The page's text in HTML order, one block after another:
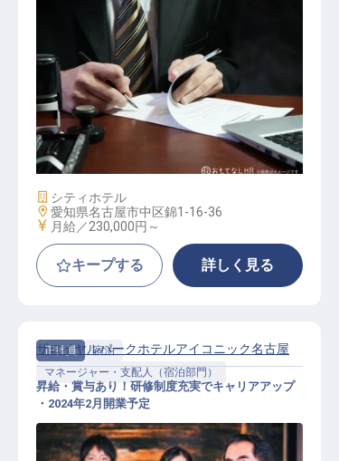
宿泊部責任者
施設業態
シティホテル
勤務地
愛知県名古屋市中区錦1-16-36
給与
月給／230,000円～
キープする 詳しく見る
正社員
宿泊
マネージャー・支配人（宿泊部門）
ザロイヤルパークホテルアイコニック名古屋
昇給・賞与あり！研修制度充実でキャリアアップ
・2024年2月開業予定